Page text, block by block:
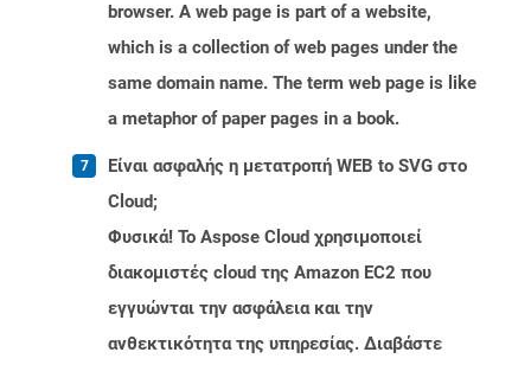
browser. A web page is part of a website,
which is a collection of web pages under the
same domain name. The term web page is like
a metaphor of paper pages in a book.
Είναι ασφαλής η μετατροπή WEB to SVG στο
Cloud;
Φυσικά! Το Aspose Cloud χρησιμοποιεί
διακομιστές cloud της Amazon EC2 που
εγγυώνται την ασφάλεια και την
ανθεκτικότητα της υπηρεσίας. Διαβάστε